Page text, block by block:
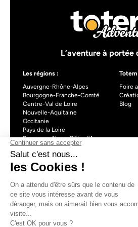
L’aventure à portée
Les régions :
Auvergne-Rhône-Alpes
Bourgogne-Franche-Comté
Centre-Val de Loire
Nouvelle-Aquitaine
Occitanie
Pays de la Loire
Provence-Alpes-Côte d’Azur
Foire
Blog
À propos de Totem info Adventure
Formulaire de contact
CGV